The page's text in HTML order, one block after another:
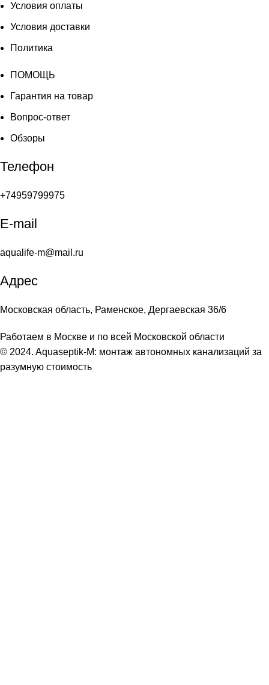
Условия оплаты
Условия доставки
Политика
ПОМОЩЬ
Гарантия на товар
Вопрос-ответ
Обзоры
Телефон
+74959799975
E-mail
aqualife-m@mail.ru
Адрес
Московская область, Раменское, Дергаевская 36/6
Работаем в Москве и по всей Московской области
© 2024. Aquaseptik-M: монтаж автономных канализаций за
разумную стоимость